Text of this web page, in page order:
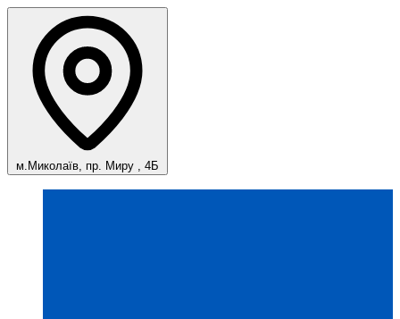
м.Миколаїв, пр. Миру , 4Б